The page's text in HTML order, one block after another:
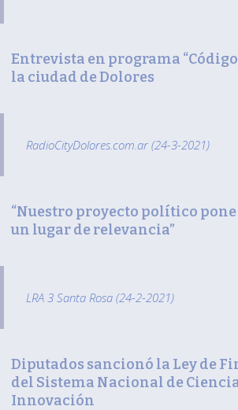
Entrevista en programa
la ciudad de Dolores
RadioCityDolores.com.ar (24-3-2021)
“Nuestro proyecto político
un lugar de relevancia”
LRA 3 Santa Rosa (24-2-2021)
Diputados sancionó la Ley de
del Sistema Nacional de
Innovación